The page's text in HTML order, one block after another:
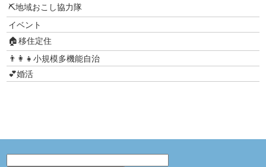
⛏地域おこし協力隊
イベント
🏠移住定住
👨‍👩‍👧小規模多機能自治
💕婚活